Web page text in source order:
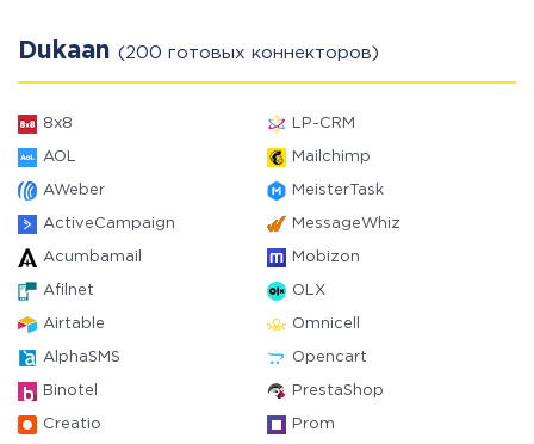
Dukaan (200 готовых коннекторов)
8x8 LP-CRM
AOL Mailchimp
AWeber MeisterTask
ActiveCampaign MessageWhiz
Acumbamail Mobizon
Afilnet OLX
Airtable Omnicell
AlphaSMS Opencart
Binotel PrestaShop
Creatio Prom